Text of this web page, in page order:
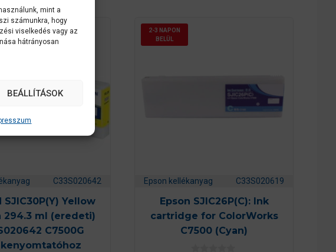
mint a
számunkra, hogy
viselkedés vagy az
hátrányosan
BEÁLLÍTÁSOK
C33S020642
SJIC30P(Y) Yellow
294.3 ml (eredeti)
C7500G
2-3 NAPON
BELÜL
Epson kellékanyag C33S020619
Epson SJIC26P(C): Ink
cartridge for ColorWorks
C7500 (Cyan)